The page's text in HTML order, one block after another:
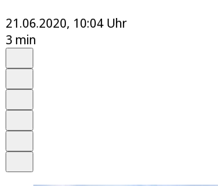
21.06.2020, 10:04 Uhr
3 min